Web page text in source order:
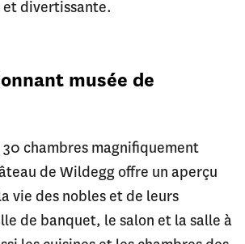
et divertissante.
musée de
30 chambres magnifiquement
de Wildegg offre un aperçu
vie des nobles et de leurs
de banquet, le salon et la salle à